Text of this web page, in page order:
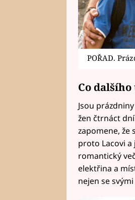
POŘAD.
Co
Jsou
žen čtrnáct
zapomene, že
proto Lacovi
romantický
elektřina a
nejen se